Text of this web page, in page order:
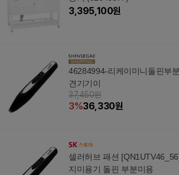
3,395,100원
46284994-리케이미니돌핀부
견기기이
37,450원
3%36,330원
셀러허브 패션
지미용기 돌핀 부분미용